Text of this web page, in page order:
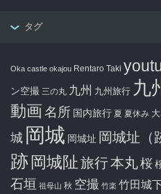
タグ
Oka castle okajou Rentaro Taki
ン空撮 三の丸 九州 九州旅行 九
動画名所 国内旅行 夏 夏休み
城 岡城 岡城址 岡城址（
跡 岡城阯旅行本丸桜
石垣 祖母山 秋 空撮 竹楽 竹田城